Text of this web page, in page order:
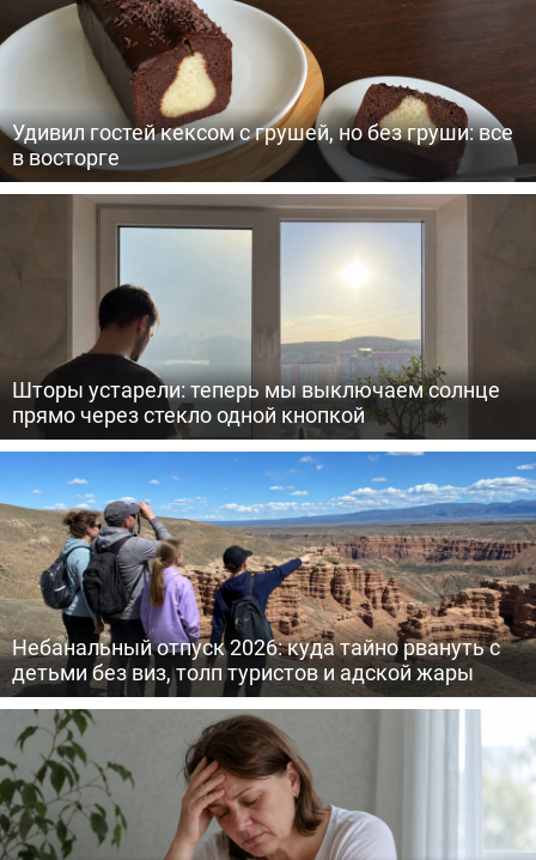
Удивил гостей кексом с грушей, но без груши: все
в восторге
Шторы устарели: теперь мы выключаем солнце
прямо через стекло одной кнопкой
Небанальный отпуск 2026: куда тайно рвануть с
детьми без виз, толп туристов и адской жары